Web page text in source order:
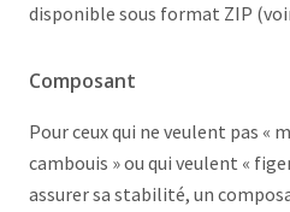
disponible sous format ZIP
Composant
Pour ceux qui ne veulent pas «
cambouis » ou qui veulent «
assurer sa stabilité, un